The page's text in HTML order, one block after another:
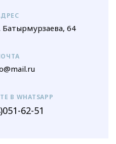
Батырмурзаева, 64
В WHATSAPP
62-51